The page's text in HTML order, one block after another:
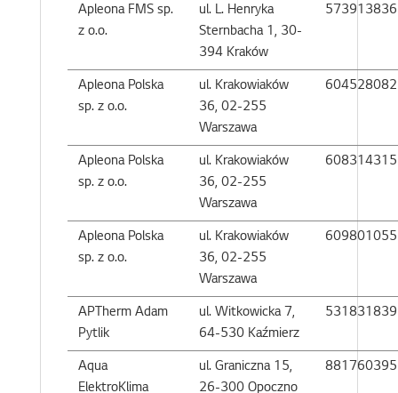
Apleona FMS sp.
z o.o.
ul. L. Henryka
Sternbacha 1, 30-
394 Kraków
573913836
Apleona Polska
sp. z o.o.
ul. Krakowiaków
36, 02-255
Warszawa
604528082
Apleona Polska
sp. z o.o.
ul. Krakowiaków
36, 02-255
Warszawa
608314315
Apleona Polska
sp. z o.o.
ul. Krakowiaków
36, 02-255
Warszawa
609801055
APTherm Adam
Pytlik
ul. Witkowicka 7,
64-530 Kaźmierz
531831839
Aqua
ElektroKlima
ul. Graniczna 15,
26-300 Opoczno
881760395